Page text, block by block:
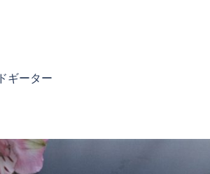
ギーター